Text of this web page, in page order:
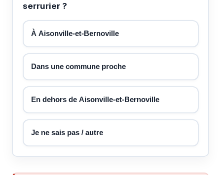
serrurier ?
À Aisonville-et-Bernoville
Dans une commune proche
En dehors de Aisonville-et-Bernoville
Je ne sais pas / autre